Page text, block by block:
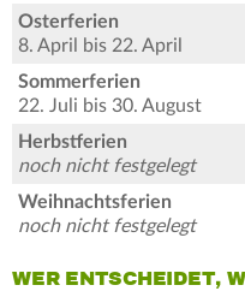
Osterferien
8. April bis 22. April
Sommerferien
22. Juli bis 30. August
Herbstferien
noch nicht festgelegt
Weihnachtsferien
noch nicht festgelegt
WER ENTSCHEIDET,